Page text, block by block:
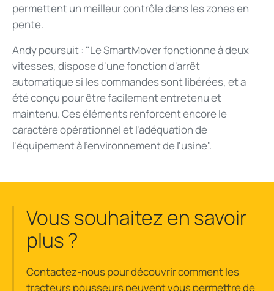
permettent un meilleur contrôle dans les zones en
pente.
Andy poursuit : "Le SmartMover fonctionne à deux
vitesses, dispose d'une fonction d'arrêt
automatique si les commandes sont libérées, et a
été conçu pour être facilement entretenu et
maintenu. Ces éléments renforcent encore le
caractère opérationnel et l'adéquation de
l'équipement à l'environnement de l'usine".
Vous souhaitez en savoir
plus ?
Contactez-nous pour découvrir comment les
tracteurs pousseurs peuvent vous permettre de